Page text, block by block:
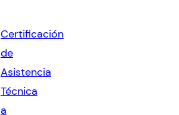
Certificación
de
Asistencia
Técnica
a